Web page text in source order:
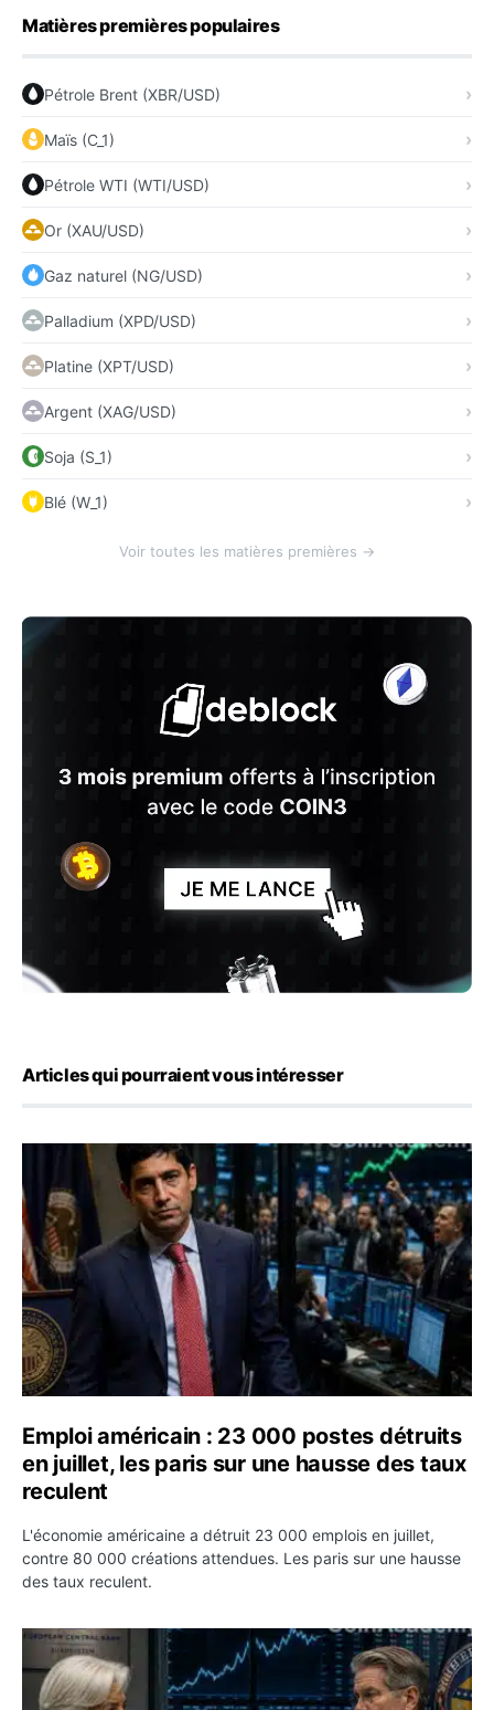
Matières premières populaires
Pétrole Brent (XBR/USD)
Maïs (C_1)
Pétrole WTI (WTI/USD)
Or (XAU/USD)
Gaz naturel (NG/USD)
Palladium (XPD/USD)
Platine (XPT/USD)
Argent (XAG/USD)
Soja (S_1)
Blé (W_1)
Voir toutes les matières premières →
Articles qui pourraient vous intéresser
Emploi américain : 23 000 postes détruits en juillet, les
Emploi américain : 23 000 postes détruits
en juillet, les paris sur une hausse des taux
reculent
L'économie américaine a détruit 23 000 emplois en juillet,
contre 80 000 créations attendues. Les paris sur une hausse
des taux reculent.
Yen : Washington a vendu des euros sans prévenir la